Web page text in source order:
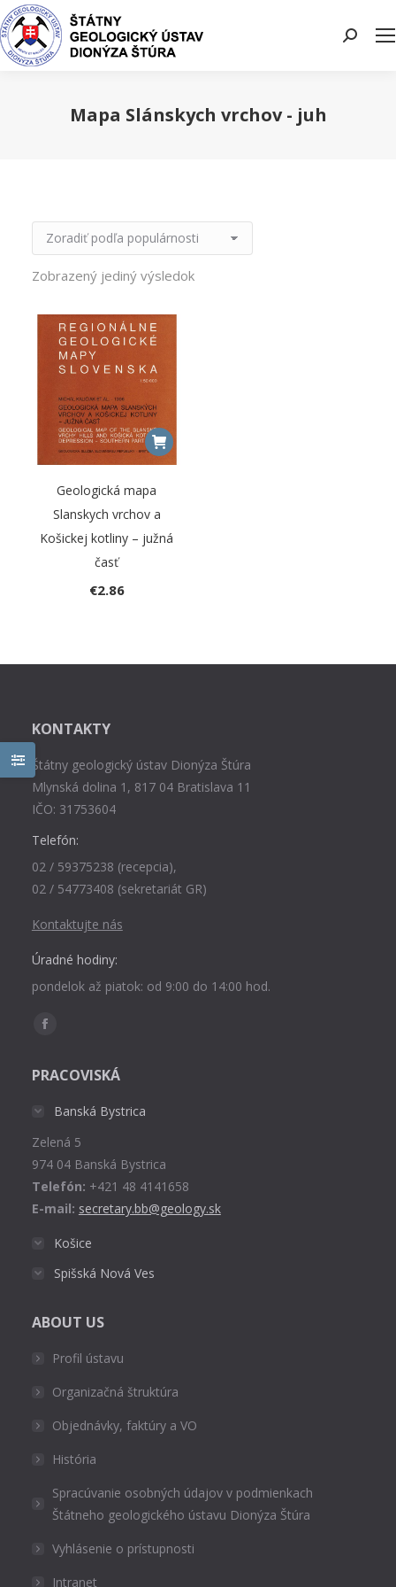
Search:
Mapa Slánskych vrchov - juh
Zobrazený jediný výsledok
Geologická mapa
Slanskych vrchov a
Košickej kotliny – južná
časť
€2.86
KONTAKTY
Štátny geologický ústav Dionýza Štúra
Mlynská dolina 1, 817 04 Bratislava 11
IČO: 31753604
Telefón:
02 / 59375238 (recepcia),
02 / 54773408 (sekretariát GR)
Kontaktujte nás
Úradné hodiny:
pondelok až piatok: od 9:00 do 14:00 hod.
Find us on:
Facebook
opens
window
PRACOVISKÁ
Banská Bystrica
Zelená 5
974 04 Banská Bystrica
Telefón: +421 48 4141658
E-mail: secretary.bb@geology.sk
Košice
Spišská Nová Ves
ABOUT US
Profil ústavu
Organizačná štruktúra
Objednávky, faktúry a VO
História
Spracúvanie osobných údajov v podmienkach
Štátneho geologického ústavu Dionýza Štúra
Vyhlásenie o prístupnosti
Intranet